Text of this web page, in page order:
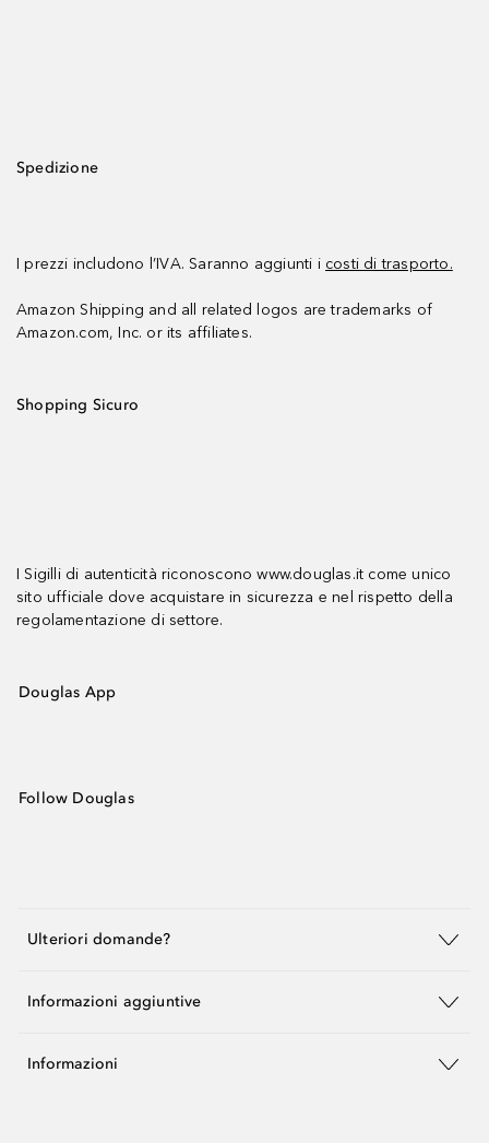
Spedizione
I prezzi includono l’IVA. Saranno aggiunti i costi di trasporto.
Amazon Shipping and all related logos are trademarks of
Amazon.com, Inc. or its affiliates.
Shopping Sicuro
I Sigilli di autenticità riconoscono www.douglas.it come unico
sito ufficiale dove acquistare in sicurezza e nel rispetto della
regolamentazione di settore.
Douglas App
Follow Douglas
Ulteriori domande?
Informazioni aggiuntive
Informazioni